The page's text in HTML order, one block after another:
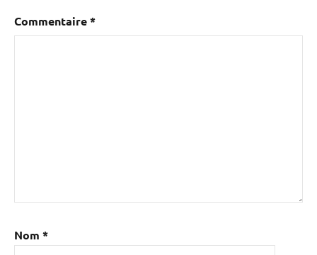
Commentaire*
Nom *